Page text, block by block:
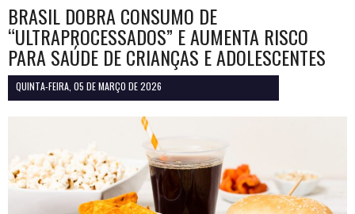
BRASIL DOBRA CONSUMO DE
“ULTRAPROCESSADOS” E AUMENTA RISCO
PARA SAÚDE DE CRIANÇAS E ADOLESCENTES
QUINTA-FEIRA, 05 DE MARÇO DE 2026